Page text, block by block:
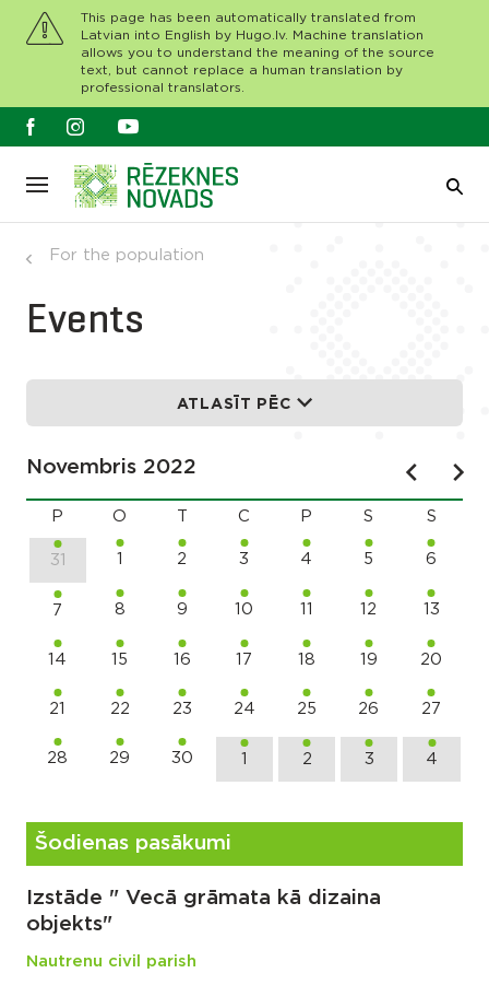
This page has been automatically translated from
Latvian into English by Hugo.lv. Machine translation
allows you to understand the meaning of the source
text, but cannot replace a human translation by
professional translators.
For the population
Events
ATLASĪT PĒC
Novembris 2022
P O C P S S
31 1 2 3 4 5 6
7 8 9 10 11 12 13
14 15 16 17 18 19 20
21 22 23 24 25 26 27
28 29 30 1 2 3 4
Šodienas pasākumi
Izstāde " Vecā grāmata kā dizaina
objekts"
Nautrenu civil parish